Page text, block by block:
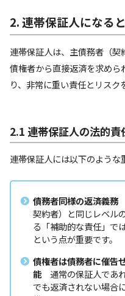
2. 連帯保証人になる
連帯保証人は、主債務者（契
債権者から直接返済を求めら
り、非常に重い責任とリスク
2.1 連帯保証人の法的責
連帯保証人には以下のような
債務者同様の返済義務
契約者）と同じレベル
る「補助的な責任」で
という点が重要です。
債権者は債務者に催告
能通常の保証人であ
でも返済されない場合